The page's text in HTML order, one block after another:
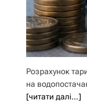
Розрахунок
на
[читати далі…]